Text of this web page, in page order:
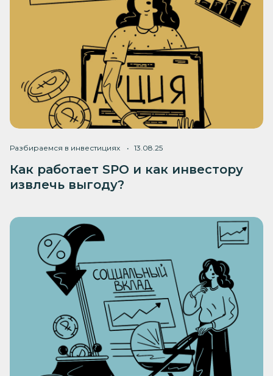
Разбираемся в инвестициях 13.08.25
Как работает SPO и как инвестору
извлечь выгоду?